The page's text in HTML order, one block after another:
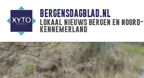
BERGENSDAGBLAD.NL
lokaal nieuws bergen en noord-
kennemerland